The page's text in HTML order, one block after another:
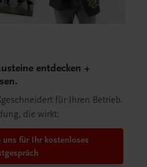
entdecken +
für Ihren Betrieb.
die wirkt:
uns für Ihr kostenloses